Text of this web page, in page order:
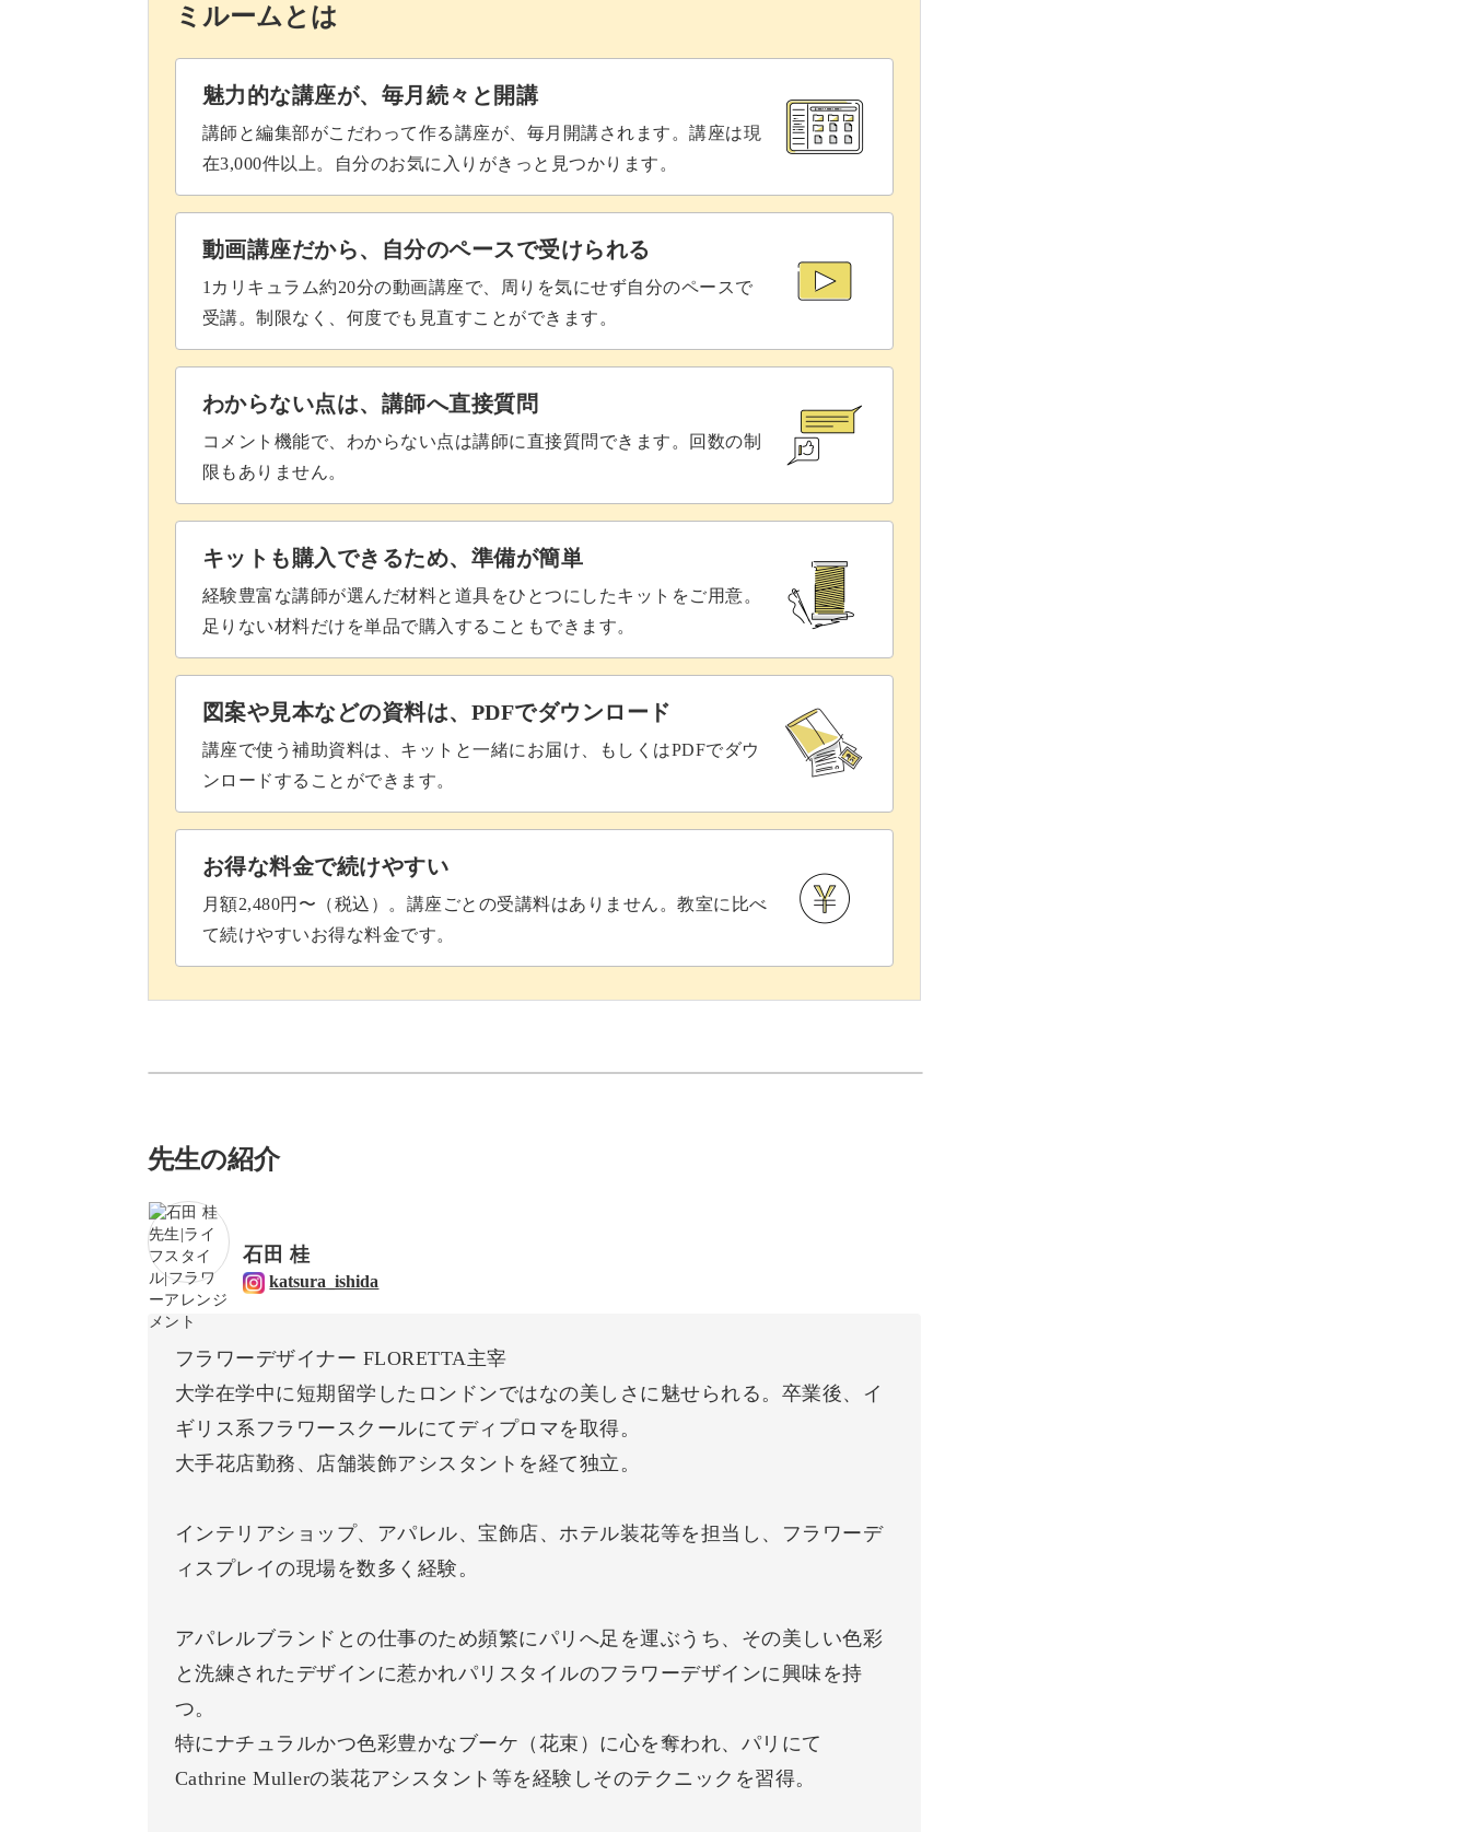
ミルームとは
魅力的な講座が、毎月続々と開講
講師と編集部がこだわって作る講座が、毎月開講されます。講座は現
在3,000件以上。自分のお気に入りがきっと見つかります。
動画講座だから、自分のペースで受けられる
1カリキュラム約20分の動画講座で、周りを気にせず自分のペースで
受講。制限なく、何度でも見直すことができます。
わからない点は、講師へ直接質問
コメント機能で、わからない点は講師に直接質問できます。回数の制
限もありません。
キットも購入できるため、準備が簡単
経験豊富な講師が選んだ材料と道具をひとつにしたキットをご用意。
足りない材料だけを単品で購入することもできます。
図案や見本などの資料は、PDFでダウンロード
講座で使う補助資料は、キットと一緒にお届け、もしくはPDFでダウ
ンロードすることができます。
お得な料金で続けやすい
月額2,480円〜（税込）。講座ごとの受講料はありません。教室に比べ
て続けやすいお得な料金です。
先生の紹介
石田 桂
katsura_ishida
フラワーデザイナー FLORETTA主宰
大学在学中に短期留学したロンドンではなの美しさに魅せられる。卒業後、イ
ギリス系フラワースクールにてディプロマを取得。
大手花店勤務、店舗装飾アシスタントを経て独立。
インテリアショップ、アパレル、宝飾店、ホテル装花等を担当し、フラワーデ
ィスプレイの現場を数多く経験。
アパレルブランドとの仕事のため頻繁にパリへ足を運ぶうち、その美しい色彩
と洗練されたデザインに惹かれパリスタイルのフラワーデザインに興味を持
つ。
特にナチュラルかつ色彩豊かなブーケ（花束）に心を奪われ、パリにて
Cathrine Mullerの装花アシスタント等を経験しそのテクニックを習得。